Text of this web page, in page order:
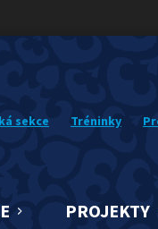
sekce Tréninky
PROJEKTY